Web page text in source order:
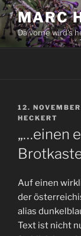
Zum
Inhalt
springen
MARC
Da vorne wird's
AM
12.
HECKERT
„…einen
Auf einen
der
alias
Text ist nicht